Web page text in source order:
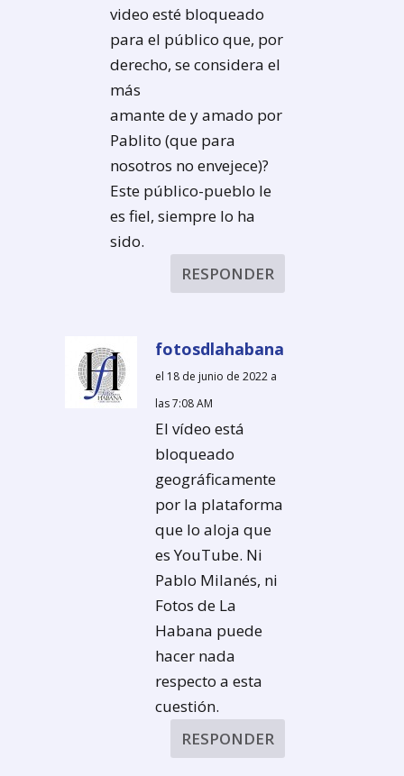
video esté bloqueado
para el público que, por
derecho, se considera el
más
amante de y amado por
Pablito (que para
nosotros no envejece)?
Este público-pueblo le
es fiel, siempre lo ha
sido.
RESPONDER
fotosdlahabana
el 18 de junio de 2022 a
las 7:08 AM
El vídeo está
bloqueado
geográficamente
por la plataforma
que lo aloja que
es YouTube. Ni
Pablo Milanés, ni
Fotos de La
Habana puede
hacer nada
respecto a esta
cuestión.
RESPONDER